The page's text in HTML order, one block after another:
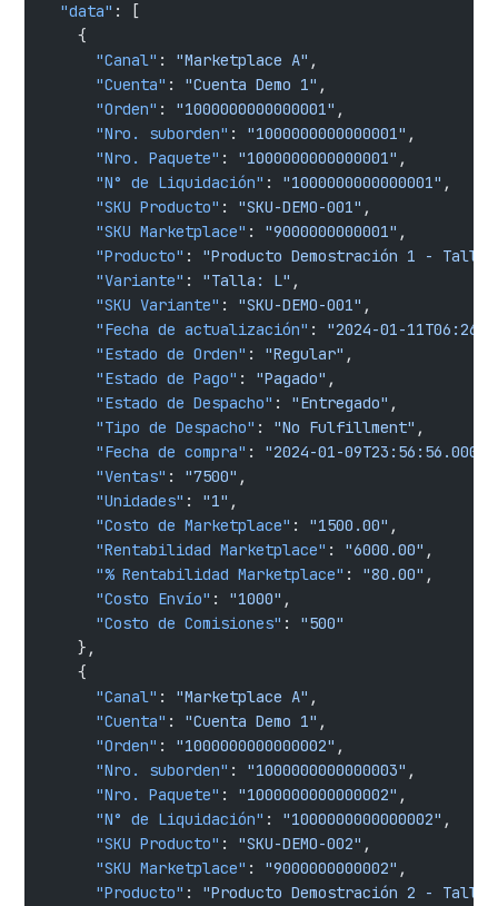
  "data"
: [
    {
      "Canal"
: "Marketplace A" ,
      "Cuenta"
: "Cuenta Demo 1" ,
      "Orden"
: "1000000000000001" ,
      "Nro. suborden"
: "1000000000000001" ,
      "Nro. Paquete"
: "1000000000000001" ,
      "N° de Liquidación"
: "1000000000000001" ,
      "SKU Producto"
: "SKU-DEMO-001" ,
      "SKU Marketplace"
: "9000000000001" ,
      "Producto"
: "Producto Demostración 1 -
      "Variante"
: "Talla: L" ,
      "SKU Variante"
: "SKU-DEMO-001" ,
      "Fecha de actualización"
: "2024-01-
      "Estado de Orden"
: "Regular" ,
      "Estado de Pago"
: "Pagado" ,
      "Estado de Despacho"
: "Entregado" ,
      "Tipo de Despacho"
: "No Fulfillment" ,
      "Fecha de compra"
: "2024-01-09T23:56:56.000"
      "Ventas"
: "7500" ,
      "Unidades"
: "1" ,
      "Costo de Marketplace"
: "1500.00" ,
      "Rentabilidad Marketplace"
: "6000.00" ,
      "% Rentabilidad Marketplace"
: "80.00" ,
      "Costo Envío"
: "1000" ,
      "Costo de Comisiones"
: "500"
    },
    {
      "Canal"
: "Marketplace A" ,
      "Cuenta"
: "Cuenta Demo 1" ,
      "Orden"
: "1000000000000002" ,
      "Nro. suborden"
: "1000000000000003" ,
      "Nro. Paquete"
: "1000000000000002" ,
      "N° de Liquidación"
: "1000000000000002" ,
      "SKU Producto"
: "SKU-DEMO-002" ,
      "SKU Marketplace"
: "9000000000002" ,
      "Producto"
: "Producto Demostración 2 -